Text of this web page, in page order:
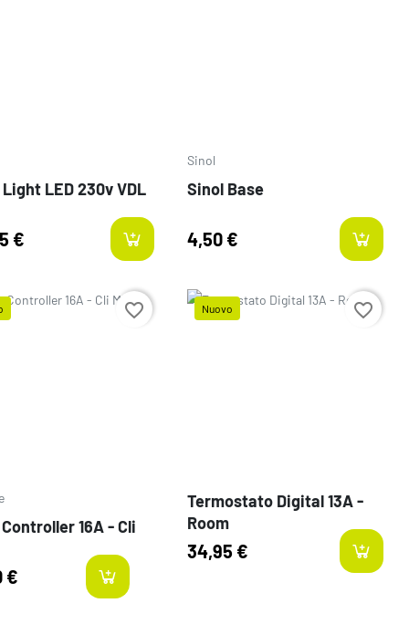
LED 230v VDL
€
Sinol
Sinol Base
4,50 €
16A - Cli
€
favorite_border Nuovo
Termostato Digital 13A -
Room
34,95 €
favorite_border